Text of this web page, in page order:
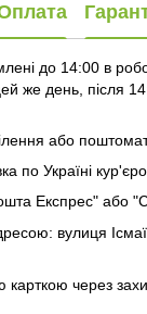
до 14:00 в
же день, після
або
по Україні
Експрес" або
вулиця
карткою через